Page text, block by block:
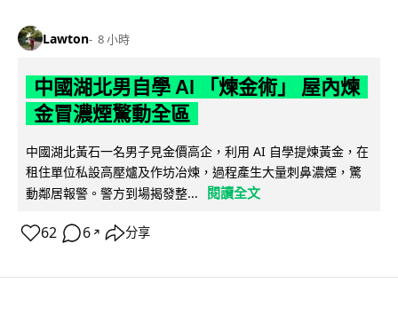
Lawton 8 小時
中國湖北男自學 AI 「煉金術」 屋內煉
金冒濃煙驚動全區
中國湖北黃石一名男子見金價高企，利用 AI 自學提煉黃金，在
租住單位私設高壓爐及作坊冶煉，過程產生大量刺鼻濃煙，驚
動鄰居報警。警方到場揭發整...
閱讀全文
62 6 ↗ 分享